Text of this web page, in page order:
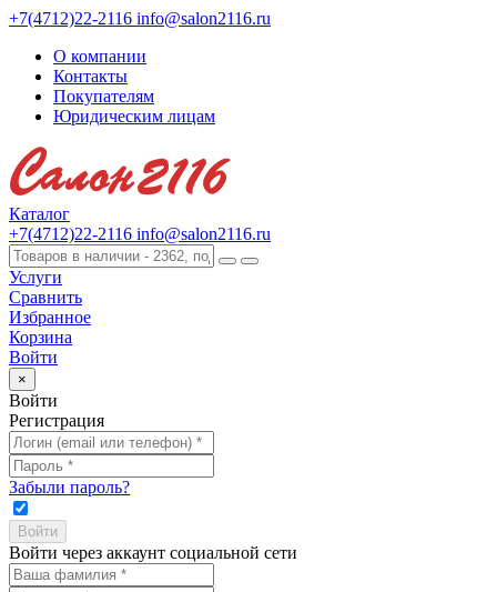
+7(4712)22-2116 info@salon2116.ru
О компании
Контакты
Покупателям
Юридическим лицам
Каталог
+7(4712)22-2116 info@salon2116.ru
Услуги
Сравнить
Избранное
Корзина
Войти
×
Войти
Регистрация
Забыли пароль?
Войти через аккаунт социальной сети